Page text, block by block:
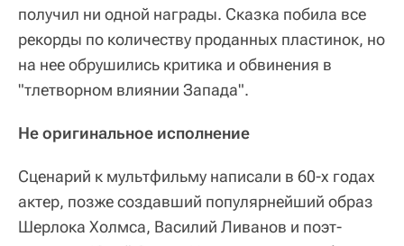
получил ни одной награды. Сказка побила все
рекорды по количеству проданных пластинок, но
на нее обрушились критика и обвинения в
"тлетворном влиянии Запада".
Не оригинальное исполнение
Сценарий к мультфильму написали в 60-х годах
актер, позже создавший популярнейший образ
Шерлока Холмса, Василий Ливанов и поэт-